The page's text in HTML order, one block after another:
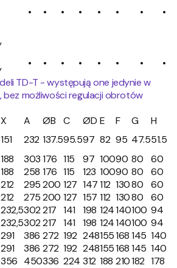
• • • • • • • •
• • • • • • •
•
TD-T - występują one jedynie w
bez możliwości regulacji obrotów
X A ØB C ØD E F G
H
151 232 137.595.597 82 95 47.551.5
188 303176 115 97 10090 80
60
188 258 176 115 123 10090 80
60
212 295200 127 147112 13080
60
212 275200 127 157 112 13080
60
232,5302217 141 198 124140100 94
232,5302217 141 198 124140100 94
291 386 272 192 248155168145 140
291 386 272 192 248155168145 140
356 450336 224 312 188 210182 178